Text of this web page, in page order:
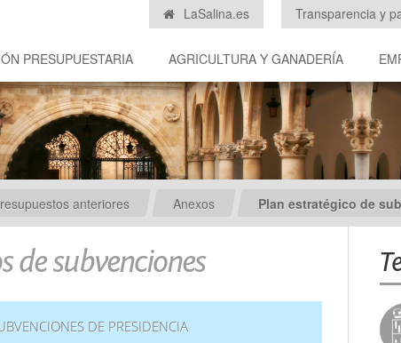
Transparencia y
LaSalina.es
PRESUPUESTARIA AGRICULTURA Y GANADERÍA
anteriores Anexos Plan estratégico de
de subvenciones
DE PRESIDENCIA